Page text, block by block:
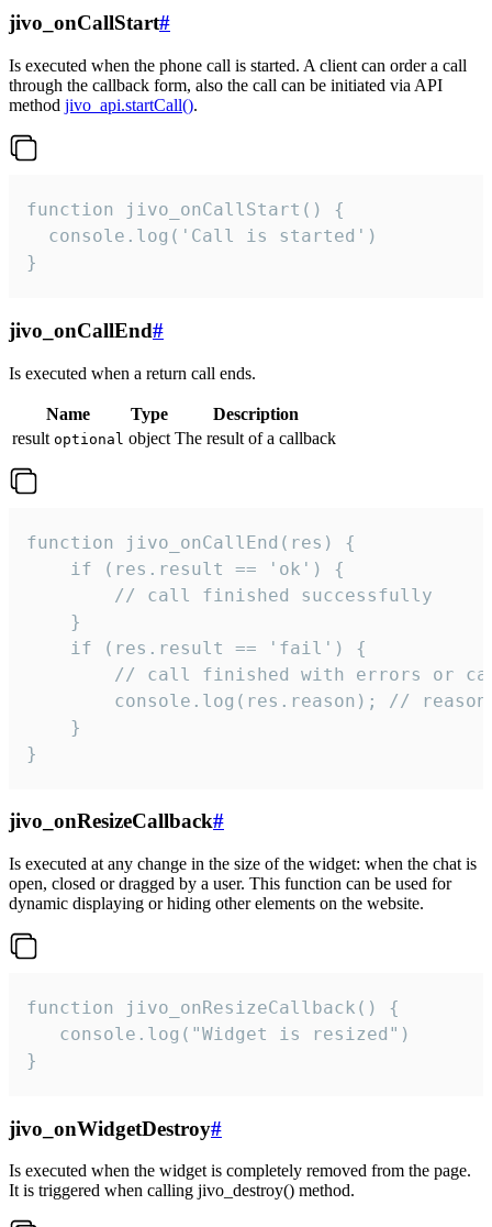
jivo_onCallStart#
Is executed when the phone call is started. A client can order a call
through the callback form, also the call can be initiated via API
method jivo_api.startCall().
function jivo_onCallStart() {
  console.log('Call is started')
}
jivo_onCallEnd#
Is executed when a return call ends.
Name Type
Description
result optional object The result of a callback
function jivo_onCallEnd(res) {
    if (res.result == 'ok') {
        // call finished successfully
    }
    if (res.result == 'fail') {
// call finished with errors or
console.log(res.reason); //
    }
}
jivo_onResizeCallback#
Is executed at any change in the size of the widget: when the chat is
open, closed or dragged by a user. This function can be used for
dynamic displaying or hiding other elements on the website.
function jivo_onResizeCallback() {
   console.log("Widget is resized")
}
jivo_onWidgetDestroy#
Is executed when the widget is completely removed from the page.
It is triggered when calling jivo_destroy() method.